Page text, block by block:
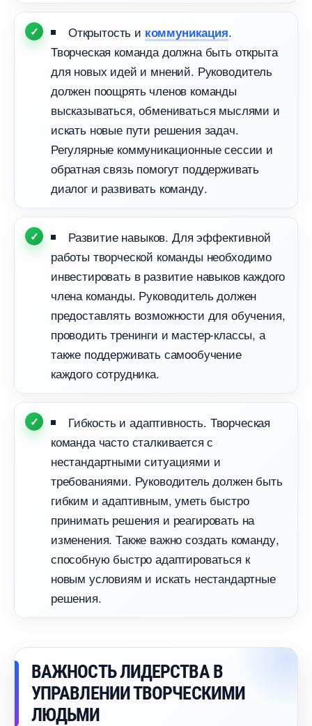
Открытость и коммуникация.
Творческая команда должна быть открыта
для новых идей и мнений. Руководитель
должен поощрять членов команды
ысказываться, обмениваться мыслями и
искать новые пути решения задач.
Регулярные коммуникационные сессии и
обратная связь помогут поддерживать
диалог и развивать команду.
Развитие навыков. Для эффективной
работы творческой команды необходимо
инвестировать в развитие навыков каждого
члена команды. Руководитель должен
предоставлять возможности для обучения,
проводить тренинги и мастер-классы, а
также поддерживать самообучение
каждого сотрудника.
Гибкость и адаптивность. Творческая
команда часто сталкивается с
нестандартными ситуациями и
требованиями. Руководитель должен быть
ибким и адаптивным, уметь быстро
принимать решения и реагировать на
изменения. Также важно создать команду,
способную быстро адаптироваться к
новым условиям и искать нестандартные
решения.
АЖНОСТЬ ЛИДЕРСТВА
УПРАВЛЕНИИ ТВОРЧЕСКИМИ
ЛЮДЬМИ